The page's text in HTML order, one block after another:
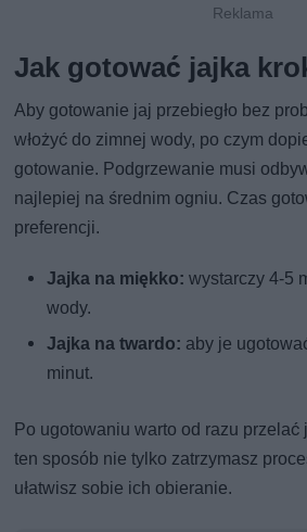
Jak gotować jajka
Aby gotowanie jaj przebiegło bez
włożyć do zimnej wody, po czym
gotowanie. Podgrzewanie musi
najlepiej na średnim ogniu. Czas
preferencji.
Jajka na miękko: wystarczy 4-5
wody.
Jajka na twardo: aby je
minut.
Po ugotowaniu warto od razu przelać
ten sposób nie tylko zatrzymasz
ułatwisz sobie ich obieranie.